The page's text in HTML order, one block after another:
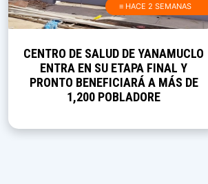
≡ HACE 2 SEMANAS
CENTRO DE SALUD DE YANAMUCLO
ENTRA EN SU ETAPA FINAL Y
PRONTO BENEFICIARÁ A MÁS DE
1,200 POBLADORE